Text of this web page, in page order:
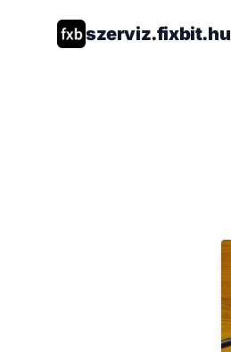
szerviz.fixbit.hu